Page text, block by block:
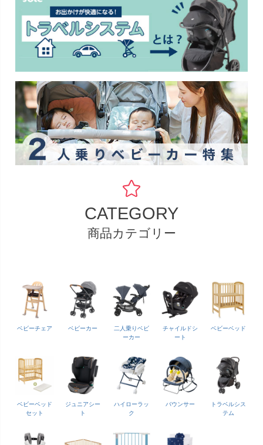
CATEGORY
商品カテゴリー
ベビーチェア ベビーカー
二人乗りベビ
ーカー
チャイルドシ
ート
ベビーベッド
ベビーベッド
セット
ジュニアシー
ト
ハイローラッ
ク
バウンサー
トラベルシス
テム